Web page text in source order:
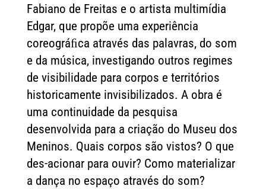
Fabiano de Freitas e o artista multimídia
Edgar, que propõe uma experiência
coreográﬁca através das palavras, do som
e da música, investigando outros regimes
de visibilidade para corpos e territórios
historicamente invisibilizados. A obra é
uma continuidade da pesquisa
desenvolvida para a criação do Museu dos
Meninos. Quais corpos são vistos? O que
des-acionar para ouvir? Como materializar
a dança no espaço através do som?